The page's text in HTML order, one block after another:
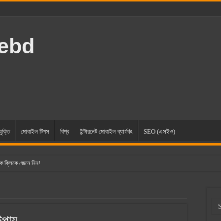
মোবাইল টিপস বিশ্ব ইন্টারনেট মোবাইল ব্যাংকিং SEO (এসইও)
ক্লিকে জেনে নিন!